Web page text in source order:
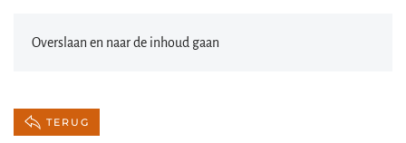
Overslaan en naar de inhoud gaan
TERUG